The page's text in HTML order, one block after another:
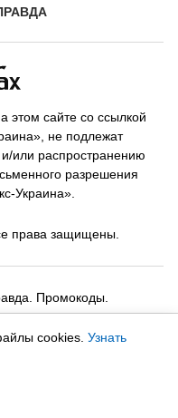
сайте со ссылкой
не подлежат
или распространению
разрешения
Украина».
права защищены.
Промокоды.
cookies. Узнать